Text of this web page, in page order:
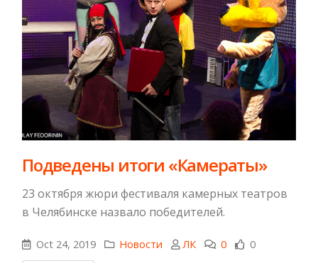
Подведены итоги «Камераты»
23 октября жюри фестиваля камерных театров
в Челябинске назвало победителей.
Oct 24, 2019 Новости ЛК 0 0